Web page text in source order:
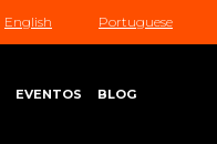
English Portuguese
EVENTOS BLOG